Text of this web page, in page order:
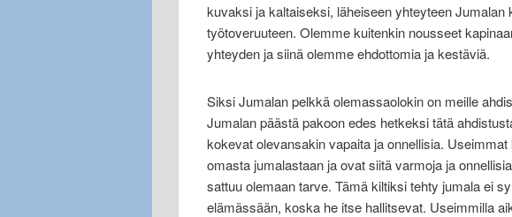
kuvaksi ja kaltaiseksi, läheiseen yhteyteen Jumalan
työtoveruuteen. Olemme kuitenkin nousseet
yhteyden ja siinä olemme ehdottomia ja kestäviä.
Siksi Jumalan pelkkä olemassaolokin on meille
Jumalan päästä pakoon edes hetkeksi tätä
kokevat olevansakin vapaita ja onnellisia.
omasta jumalastaan ja ovat siitä varmoja ja
sattuu olemaan tarve. Tämä kiltiksi tehty jumala ei
elämässään, koska he itse hallitsevat. Useimmilla